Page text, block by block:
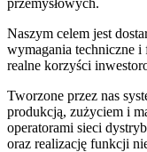
Naszym celem jest
wymagania techniczne i
realne korzyści
Tworzone przez nas
produkcją, zużyciem i
operatorami sieci
oraz realizację funkcji